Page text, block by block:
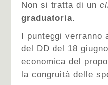
Non si tratta di un
graduatoria.
I punteggi verranno
del DD del 18
economica del
la congruità delle